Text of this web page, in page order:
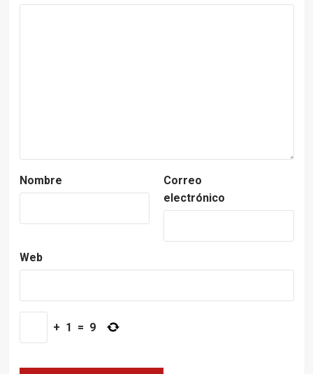
Nombre
Correo
electrónico
Web
+ 1 = 9